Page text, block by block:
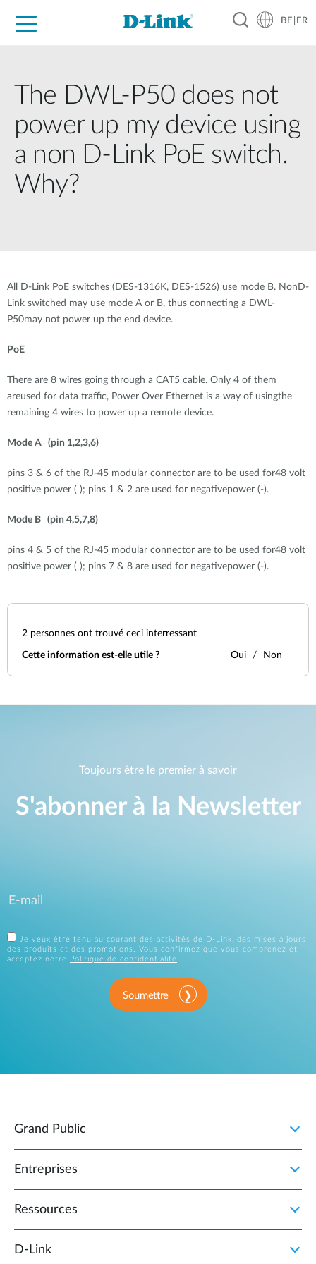
BE|FR
The DWL-P50 does not
power up my device using
a non D-Link PoE switch.
Why?
All D-Link PoE switches (DES-1316K, DES-1526) use mode B. NonD-
Link switched may use mode A or B, thus connecting a DWL-
P50may not power up the end device.
PoE
There are 8 wires going through a CAT5 cable. Only 4 of them
areused for data traffic, Power Over Ethernet is a way of usingthe
remaining 4 wires to power up a remote device.
Mode A (pin 1,2,3,6)
pins 3 & 6 of the RJ-45 modular connector are to be used for48 volt
positive power ( ); pins 1 & 2 are used for negativepower (-).
Mode B (pin 4,5,7,8)
pins 4 & 5 of the RJ-45 modular connector are to be used for48 volt
positive power ( ); pins 7 & 8 are used for negativepower (-).
2 personnes ont trouvé ceci interressant
Cette information est-elle utile ? Oui Non
Toujours être le premier à savoir
S'abonner à la Newsletter
Je veux être tenu au courant des activités de D-Link, des mises à jours
des produits et des promotions. Vous confirmez que vous comprenez et
acceptez notre
Politique de confidentialité.
Soumettre
Grand Public
Entreprises
Ressources
D‑Link